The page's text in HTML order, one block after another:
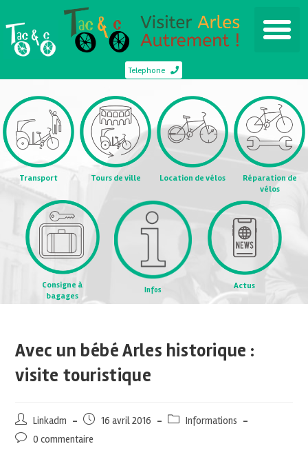
Telephone
Transport Tours de ville Location de vélos
Réparation de
vélos
Consigne à
bagages
Infos Actus
Avec un bébé Arles historique :
visite touristique
Linkadm 16 avril 2016
Informations
0 commentaire